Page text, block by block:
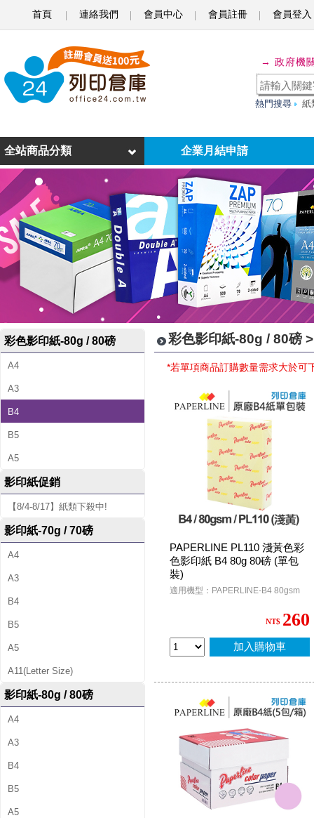
首頁 連絡我們 會員中心 會員註冊 會員登入
→ 政府機
熱門搜尋 紙
企業月結申請
全站商品分類
彩色影印紙-80g / 80磅
A4
A3
B4
B5
A5
影印紙促銷
【8/4-8/17】紙類下殺中!
影印紙-70g / 70磅
A4
A3
B4
B5
A5
A11(Letter Size)
影印紙-80g / 80磅
A4
A3
B4
B5
A5
彩色影印紙-80g / 80磅
*若單項商品訂購數量需求大於可
PAPERLINE PL110 淺黃色彩
色影印紙 B4 80g 80磅 (單包
裝)
適用機型：PAPERLINE-B4 80gsm
NT$ 260
加入購物車